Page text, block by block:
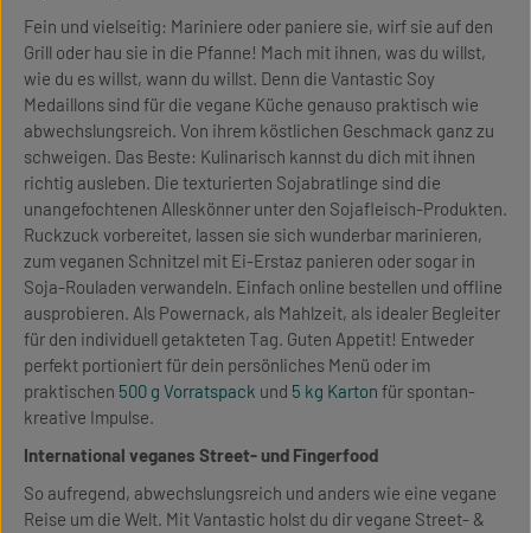
Fein und vielseitig: Mariniere oder paniere sie, wirf sie auf den
Grill oder hau sie in die Pfanne! Mach mit ihnen, was du willst,
wie du es willst, wann du willst. Denn die Vantastic Soy
Medaillons sind für die vegane Küche genauso praktisch wie
abwechslungsreich. Von ihrem köstlichen Geschmack ganz zu
schweigen. Das Beste: Kulinarisch kannst du dich mit ihnen
richtig ausleben. Die texturierten Sojabratlinge sind die
unangefochtenen Alleskönner unter den Sojafleisch-Produkten.
Ruckzuck vorbereitet, lassen sie sich wunderbar marinieren,
zum veganen Schnitzel mit Ei-Erstaz panieren oder sogar in
Soja-Rouladen verwandeln. Einfach online bestellen und offline
ausprobieren. Als Powernack, als Mahlzeit, als idealer Begleiter
für den individuell getakteten Tag. Guten Appetit! Entweder
perfekt portioniert für dein persönliches Menü oder im
praktischen 500 g Vorratspack und 5 kg Karton für spontan-
kreative Impulse.
International veganes Street- und Fingerfood
So aufregend, abwechslungsreich und anders wie eine vegane
Reise um die Welt. Mit Vantastic holst du dir vegane Street- &